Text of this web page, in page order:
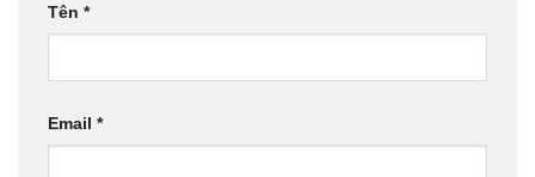
Tên *
Email *